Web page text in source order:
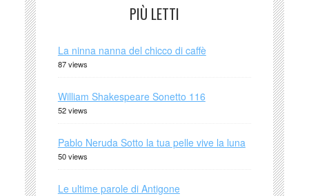
PIÙ LETTI
La ninna nanna del chicco di caffè
87 views
William Shakespeare Sonetto 116
52 views
Pablo Neruda Sotto la tua pelle vive la luna
50 views
Le ultime parole di Antigone